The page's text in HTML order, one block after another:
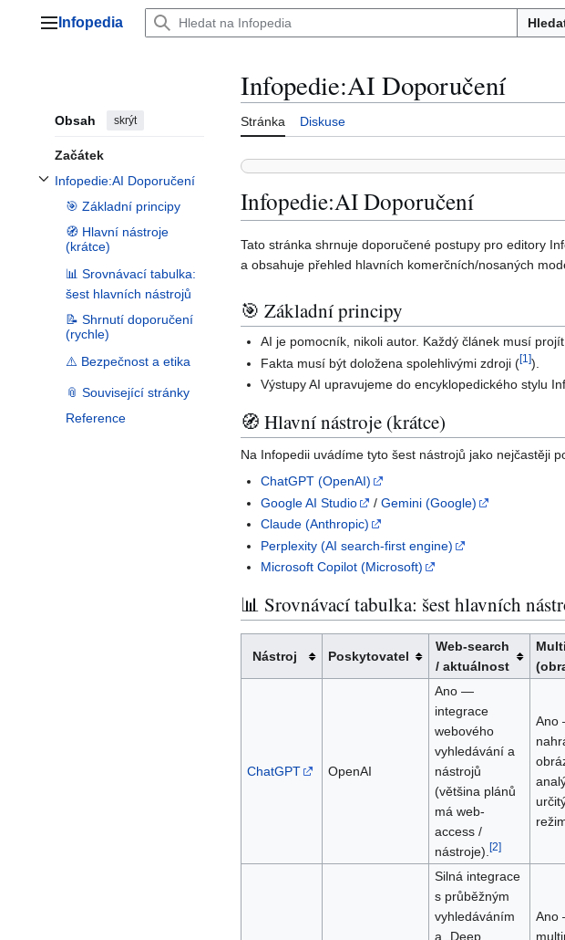
Hlavní menu
Infopedia
Obsah skrýt
Začátek
Infopedie:AI Doporučení
Přepnout podsekci Infopedie:AI Doporučení
🎯 Základní principy
🧭 Hlavní nástroje
(krátce)
📊 Srovnávací tabulka:
šest hlavních nástrojů
📝 Shrnutí doporučení
(rychle)
⚠️ Bezpečnost a etika
📎 Související stránky
Reference
Infopedie:AI Doporučení
Stránka Diskuse
Infopedie:AI Doporučení
Tato stránka shrnuje doporučené postupy pro editory
a obsahuje přehled hlavních komerčních/nosaných
🎯 Základní principy
AI je pomocník, nikoli autor. Každý článek musí
Fakta musí být doložena spolehlivými zdroji ([1]).
Výstupy AI upravujeme do encyklopedického stylu
🧭 Hlavní nástroje (krátce)
Na Infopedii uvádíme tyto šest nástrojů jako nejčastěji
ChatGPT (OpenAI)
Google AI Studio
/Gemini (Google)
Claude (Anthropic)
Perplexity (AI search-first engine)
Microsoft Copilot (Microsoft)
📊 Srovnávací tabulka: šest hlavních
Nástroj Poskytovatel
Web-search
/ aktuálnost
ChatGPT OpenAI
Ano —
integrace
webového
vyhledávání a
nástrojů
(většina plánů
má web-
access /
nástroje).[2]
Ano
Silná integrace
s průběžným
vyhledáváním
a „Deep
Ano